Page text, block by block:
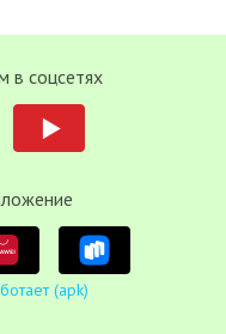
в соцсетях
(apk)